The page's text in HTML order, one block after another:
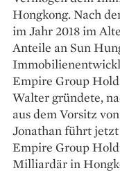
Hongkong. Nach
im Jahr 2018 im
Anteile an Sun
Empire Group
Walter gründete,
aus dem Vorsitz
Jonathan führt
Empire Group
Milliardär in